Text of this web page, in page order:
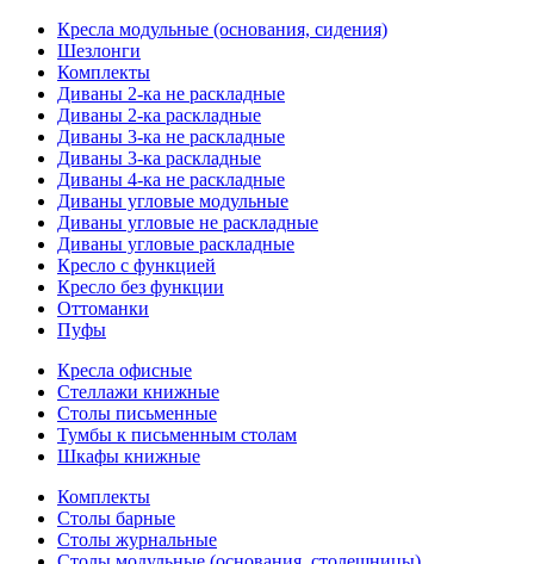
Кресла модульные (основания, сидения)
Шезлонги
Комплекты
Диваны 2-ка не раскладные
Диваны 2-ка раскладные
Диваны 3-ка не раскладные
Диваны 3-ка раскладные
Диваны 4-ка не раскладные
Диваны угловые модульные
Диваны угловые не раскладные
Диваны угловые раскладные
Кресло с функцией
Кресло без функции
Оттоманки
Пуфы
Кресла офисные
Стеллажи книжные
Столы письменные
Тумбы к письменным столам
Шкафы книжные
Комплекты
Столы барные
Столы журнальные